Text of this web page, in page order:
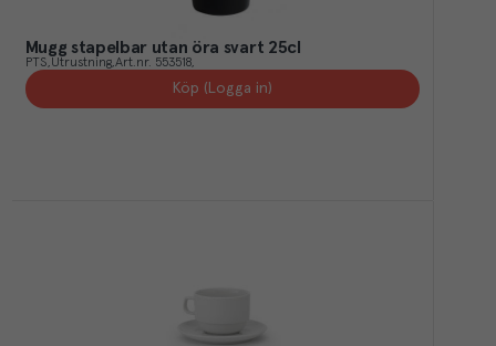
Mugg stapelbar utan öra svart 25cl
PTS Utrustning Art.nr. 553518
Köp (Logga in)